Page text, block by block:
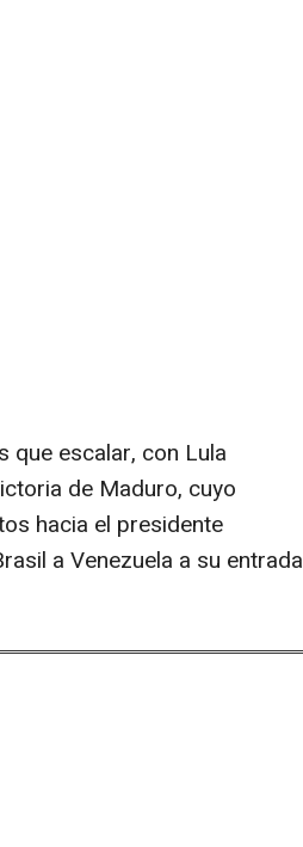
que escalar, con Lula
de Maduro, cuyo
hacia el presidente
a Venezuela a su entrada